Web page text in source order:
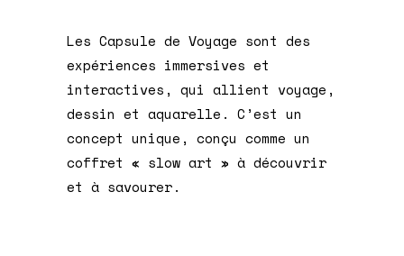
Les Capsule de Voyage sont des
expériences immersives et
interactives, qui allient voyage,
dessin et aquarelle. C’est un
concept unique, conçu comme un
coffret « slow art » à découvrir
et à savourer.